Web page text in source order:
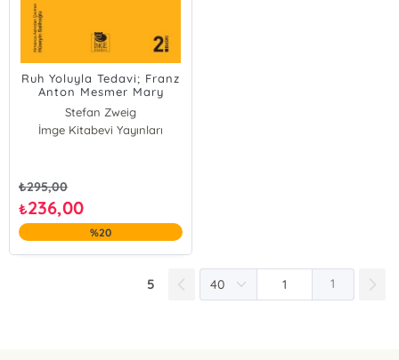
Ruh Yoluyla Tedavi; Franz
Anton Mesmer Mary
Baker-Eddy Sigmund
Freud
Stefan Zweig
İmge Kitabevi Yayınları
₺295,00
₺236,00
%20
5 1